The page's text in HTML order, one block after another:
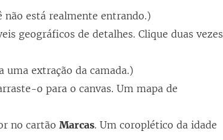
não está realmente entrando.)
geográficos de detalhes. Clique duas vezes
uma extração da camada.)
o para o canvas. Um mapa de
no cartãoMarcas. Um coroplético da idade